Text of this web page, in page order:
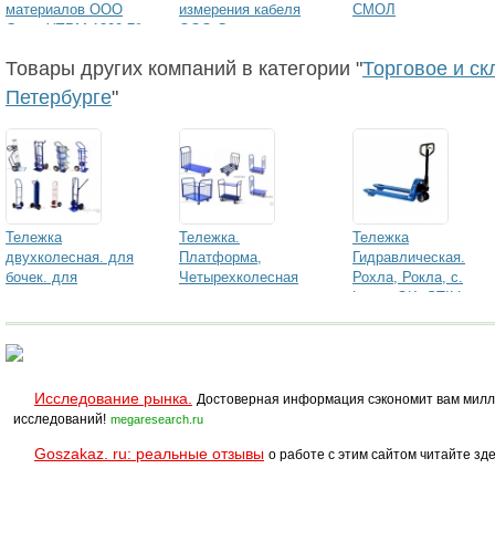
материалов ООО
Смол УПРМ-1300-70-
измерения кабеля
ООО Смол
СМОЛ
Товары других компаний в категории "Торговое и
Петербурге"
Тележка
двухколесная. для
бочек. для
Тележка.
Платформа,
Четырехколесная
Тележка
Гидравлическая.
Рохла, Рокла, с.
Lema, OK, STILL др
Исследование рынка.
Достоверная информация сэкономит вам
исследований! megaresearch.ru
Goszakaz. ru: реальные отзывы о работе с этим сайтом читайте